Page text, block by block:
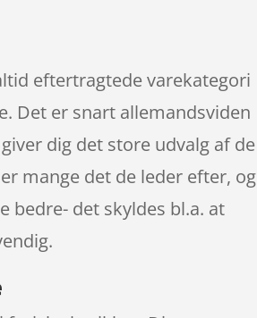
eftertragtede varekategori
Det er snart allemandsviden
dig det store udvalg af de
mange det de leder efter, og
bedre- det skyldes bl.a. at